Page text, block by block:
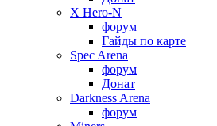
X Hero-N
форум
Гайды по карте
Spec Arena
форум
Донат
Darkness Arena
форум